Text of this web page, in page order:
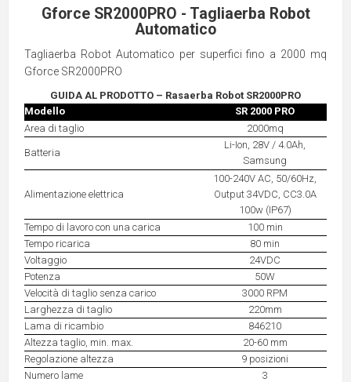
Gforce SR2000PRO - Tagliaerba Robot
Automatico
Tagliaerba Robot Automatico per superfici fino a 2000 mq
Gforce SR2000PRO
GUIDA AL PRODOTTO – Rasaerba Robot SR2000PRO
Modello
SR 2000 PRO
Area di taglio
2000mq
Batteria
Li-Ion, 28V / 4.0Ah,
Samsung
Alimentazione elettrica
100-240V AC, 50/60Hz,
Output 34VDC, CC3.0A
100w (IP67)
Tempo di lavoro con una carica
100 min
Tempo ricarica
80 min
Voltaggio
24VDC
Potenza
50W
Velocità di taglio senza carico
3000 RPM
Larghezza di taglio
220mm
Lama di ricambio
846210
Altezza taglio, min. max.
20-60 mm
Regolazione altezza
9 posizioni
Numero lame
3